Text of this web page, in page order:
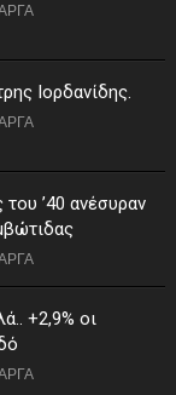
Ιορδανίδης.
’40 ανέσυραν
+2,9% οι